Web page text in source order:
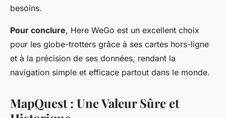
besoins.
Pour conclure, Here WeGo est un excellent choix
pour les globe-trotters grâce à ses cartes hors-ligne
et à la précision de ses données, rendant la
navigation simple et efficace partout dans le monde.
MapQuest : Une Valeur Sûre et